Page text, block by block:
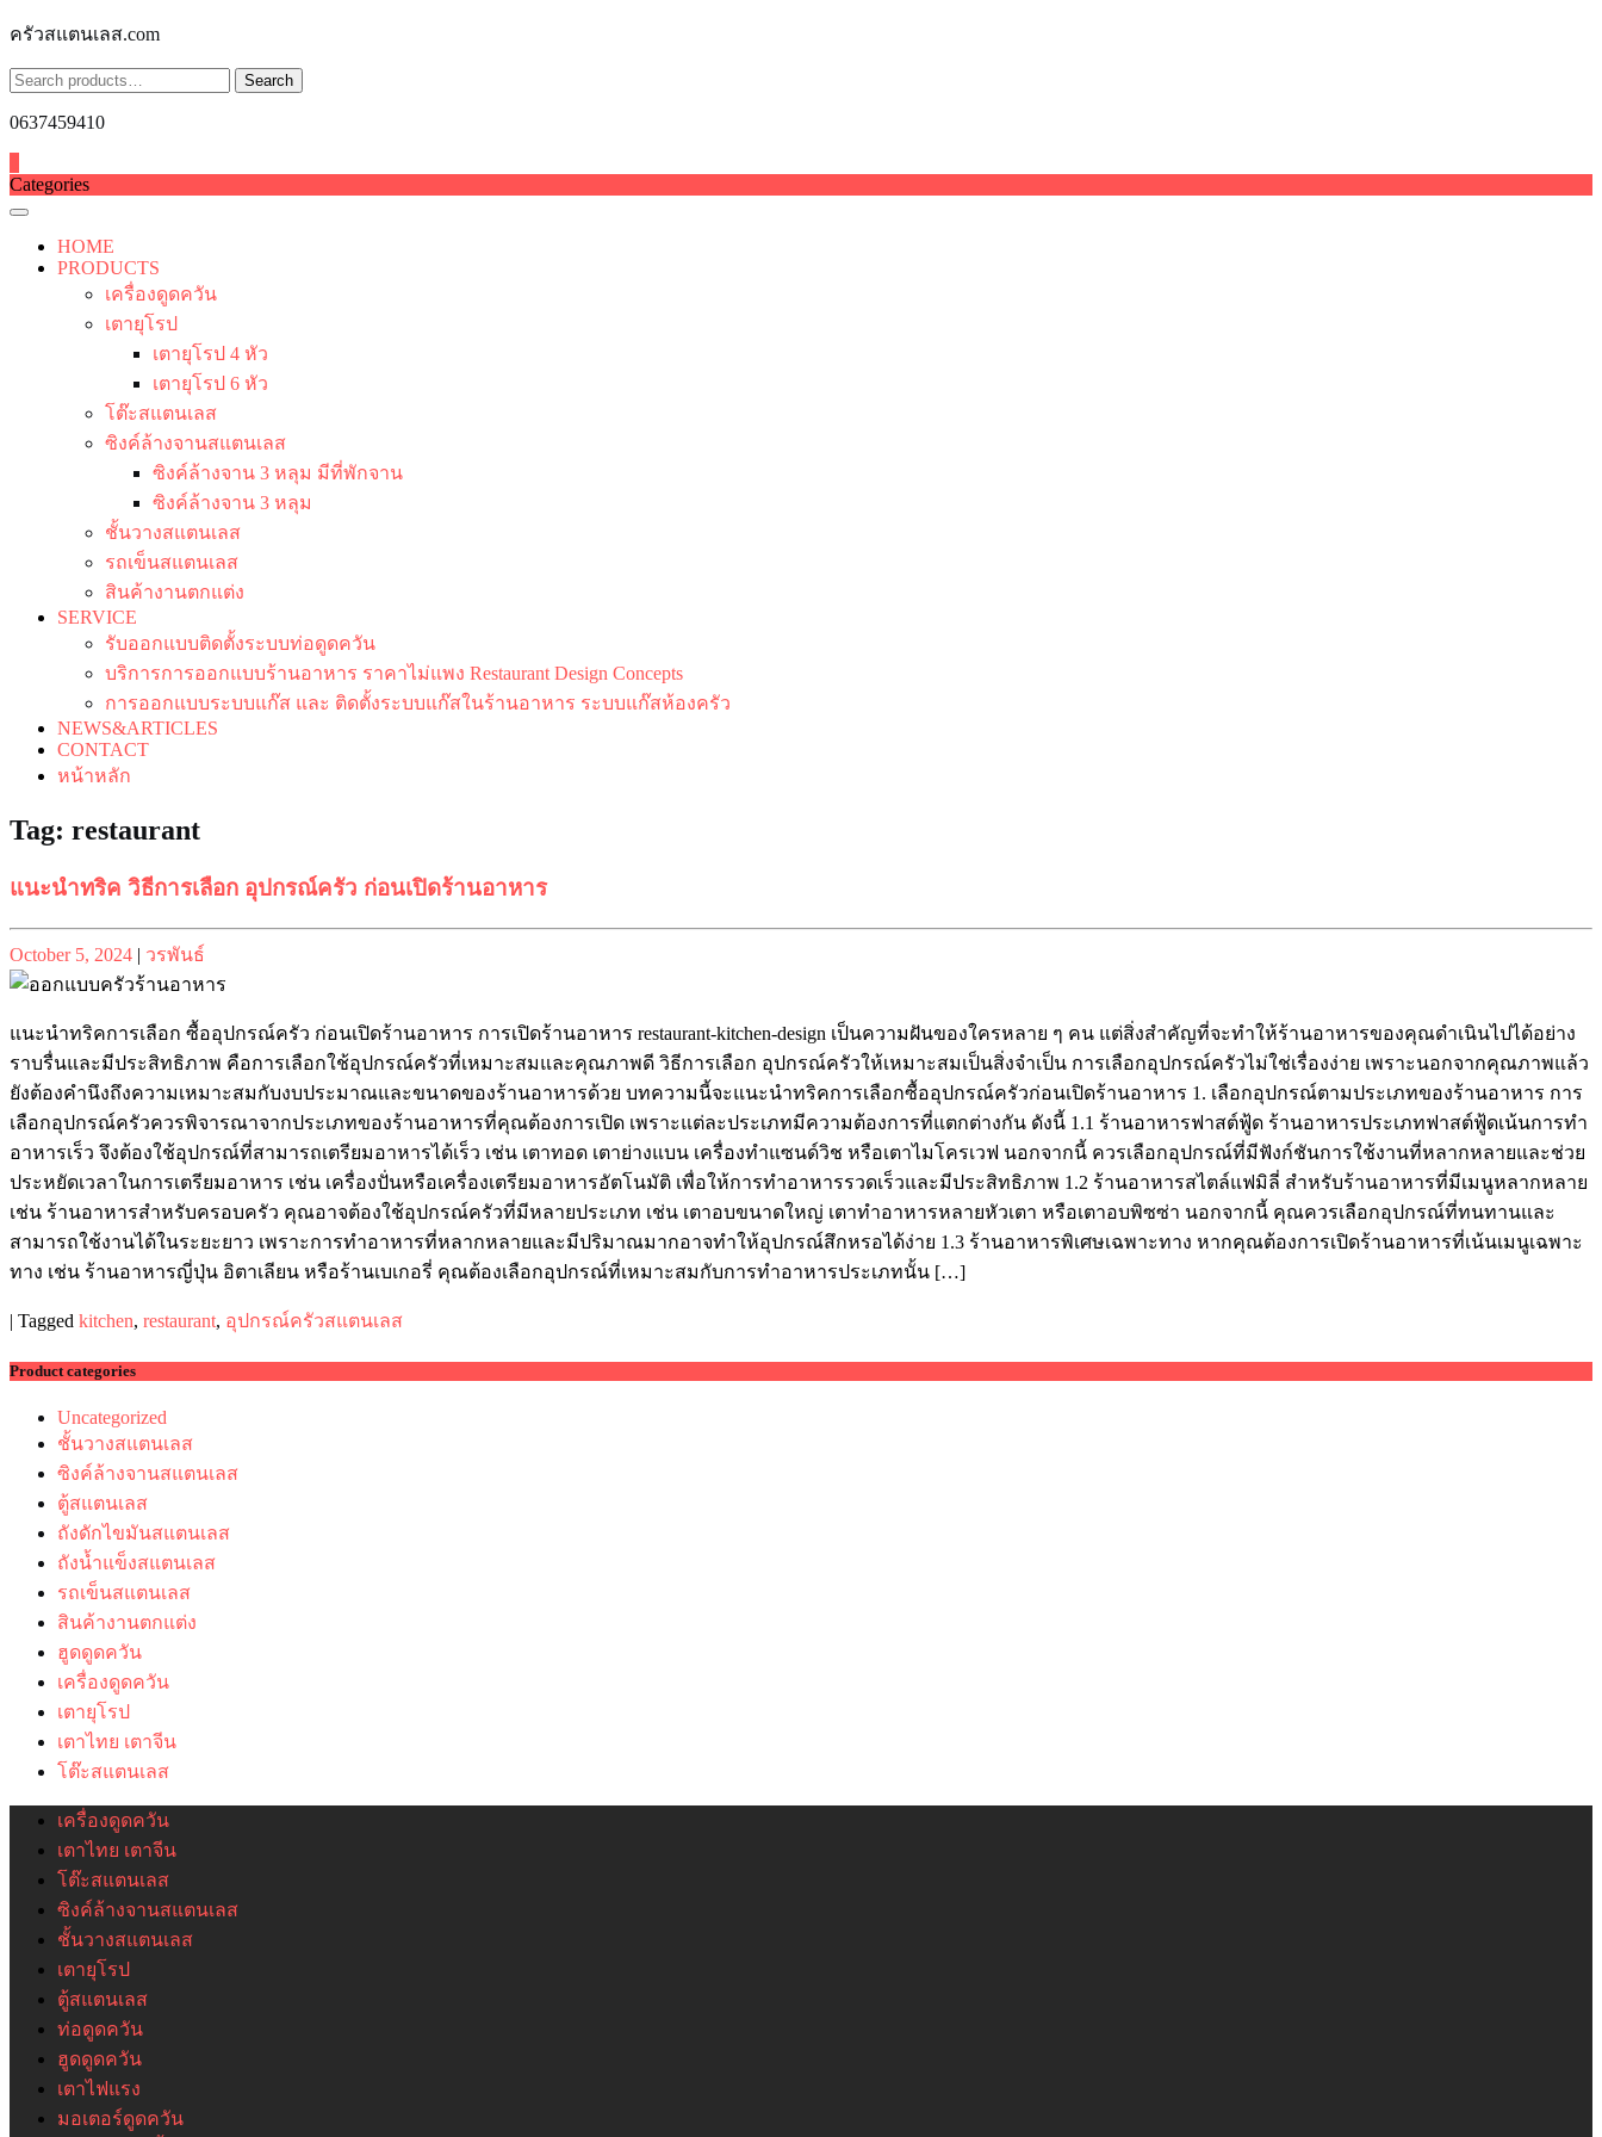
Skip
content
ครัวสแตนเลส.com
Search
for:
Search
0637459410
Categories
HOME
PRODUCTS
เครื่องดูดควัน
เตายุโรป
เตายุโรป 4 หัว
เตายุโรป 6 หัว
โต๊ะสแตนเลส
ซิงค์ล้างจานสแตนเลส
ซิงค์ล้างจาน 3 หลุม มีที่พักจาน
ซิงค์ล้างจาน 3 หลุม
ชั้นวางสแตนเลส
รถเข็นสแตนเลส
สินค้างานตกแต่ง
SERVICE
รับออกแบบติดตั้งระบบท่อดูดควัน
บริการการออกแบบร้านอาหาร ราคาไม่แพง Restaurant Design Concepts
การออกแบบระบบแก๊ส และ ติดตั้งระบบแก๊สในร้านอาหาร ระบบแก๊สห้องครัว
NEWS&ARTICLES
CONTACT
หน้าหลัก
Tag: restaurant
แนะนำทริค วิธีการเลือก อุปกรณ์ครัว ก่อนเปิดร้านอาหาร
Posted
on
October 5, 2024 | Posted
on
วรพันธ์
แนะนำทริคการเลือก ซื้ออุปกรณ์ครัว ก่อนเปิดร้านอาหาร การเปิดร้านอาหาร restaurant-kitchen-design เป็นความฝันของใครหลาย ๆ คน แต่สิ่งสำคัญที่จะทำให้ร้านอาหารของคุณดำเนินไปได้อย่าง
ราบรื่นและมีประสิทธิภาพ คือการเลือกใช้อุปกรณ์ครัวที่เหมาะสมและคุณภาพดี วิธีการเลือก อุปกรณ์ครัวให้เหมาะสมเป็นสิ่งจำเป็น การเลือกอุปกรณ์ครัวไม่ใช่เรื่องง่าย เพราะนอกจากคุณภาพแล้ว
ยังต้องคำนึงถึงความเหมาะสมกับงบประมาณและขนาดของร้านอาหารด้วย บทความนี้จะแนะนำทริคการเลือกซื้ออุปกรณ์ครัวก่อนเปิดร้านอาหาร 1. เลือกอุปกรณ์ตามประเภทของร้านอาหาร การ
เลือกอุปกรณ์ครัวควรพิจารณาจากประเภทของร้านอาหารที่คุณต้องการเปิด เพราะแต่ละประเภทมีความต้องการที่แตกต่างกัน ดังนี้ 1.1 ร้านอาหารฟาสต์ฟู้ด ร้านอาหารประเภทฟาสต์ฟู้ดเน้นการทำ
อาหารเร็ว จึงต้องใช้อุปกรณ์ที่สามารถเตรียมอาหารได้เร็ว เช่น เตาทอด เตาย่างแบน เครื่องทำแซนด์วิช หรือเตาไมโครเวฟ นอกจากนี้ ควรเลือกอุปกรณ์ที่มีฟังก์ชันการใช้งานที่หลากหลายและช่วย
ประหยัดเวลาในการเตรียมอาหาร เช่น เครื่องปั่นหรือเครื่องเตรียมอาหารอัตโนมัติ เพื่อให้การทำอาหารรวดเร็วและมีประสิทธิภาพ 1.2 ร้านอาหารสไตล์แฟมิลี่ สำหรับร้านอาหารที่มีเมนูหลากหลาย
เช่น ร้านอาหารสำหรับครอบครัว คุณอาจต้องใช้อุปกรณ์ครัวที่มีหลายประเภท เช่น เตาอบขนาดใหญ่ เตาทำอาหารหลายหัวเตา หรือเตาอบพิซซ่า นอกจากนี้ คุณควรเลือกอุปกรณ์ที่ทนทานและ
สามารถใช้งานได้ในระยะยาว เพราะการทำอาหารที่หลากหลายและมีปริมาณมากอาจทำให้อุปกรณ์สึกหรอได้ง่าย 1.3 ร้านอาหารพิเศษเฉพาะทาง หากคุณต้องการเปิดร้านอาหารที่เน้นเมนูเฉพาะ
ทาง เช่น ร้านอาหารญี่ปุ่น อิตาเลียน หรือร้านเบเกอรี่ คุณต้องเลือกอุปกรณ์ที่เหมาะสมกับการทำอาหารประเภทนั้น […]
| Tagged kitchen, restaurant, อุปกรณ์ครัวสแตนเลส
Product categories
Uncategorized
ชั้นวางสแตนเลส
ซิงค์ล้างจานสแตนเลส
ตู้สแตนเลส
ถังดักไขมันสแตนเลส
ถังน้ำแข็งสแตนเลส
รถเข็นสแตนเลส
สินค้างานตกแต่ง
ฮูดดูดควัน
เครื่องดูดควัน
เตายุโรป
เตาไทย เตาจีน
โต๊ะสแตนเลส
เครื่องดูดควัน
เตาไทย เตาจีน
โต๊ะสแตนเลส
ซิงค์ล้างจานสแตนเลส
ชั้นวางสแตนเลส
เตายุโรป
ตู้สแตนเลส
ท่อดูดควัน
ฮูดดูดควัน
เตาไฟแรง
มอเตอร์ดูดควัน